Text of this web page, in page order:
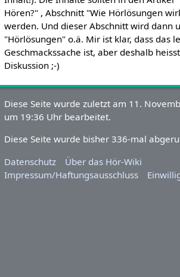
Hören?" , Abschnitt "Wie Hörlösungen
werden. Und dieser Abschnitt wird dann
"Hörlösungen" o.ä. Mir ist klar, dass das
Geschmackssache ist, aber deshalb
Diskussion ;-)
Diese Seite wurde zuletzt am 11.
um 19:36 Uhr bearbeitet.
Diese Seite wurde bisher 336-mal
Datenschutz
Über das Hör-Wiki
Impressum/Haftungsausschluss